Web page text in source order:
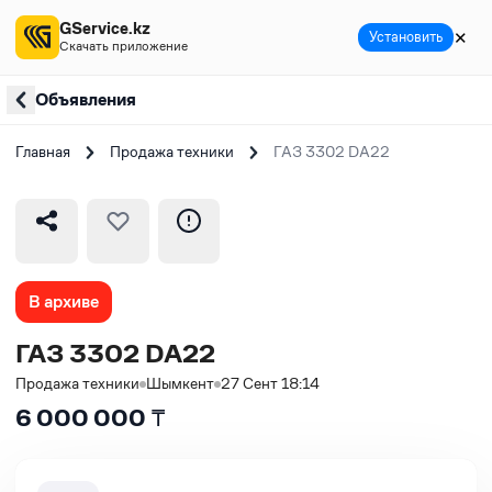
Объявления
Главная Продажа техники ГАЗ 3302 DA22
В архиве
ГАЗ 3302 DA22
Продажа техники Шымкент 27 Сент 18:14
6 000 000 ₸
GService.kz
Скачать приложение Установить ✕